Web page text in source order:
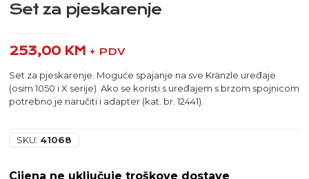
Set za pjeskarenje
253,00 KM + PDV
Set za pjeskarenje. Moguće spajanje na sve Kränzle uređaje
(osim 1050 i X serije). Ako se koristi s uređajem s brzom spojnicom
potrebno je naručiti i adapter (kat. br. 12441).
SKU: 41068